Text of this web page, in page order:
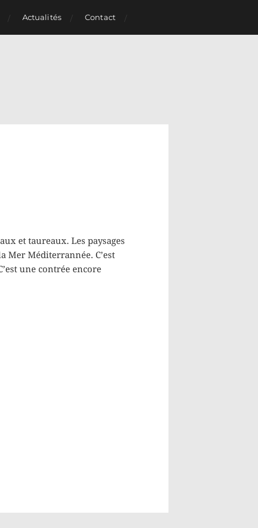
Actualités Contact
et taureaux. Les paysages
Mer Méditerrannée. C’est
une contrée encore